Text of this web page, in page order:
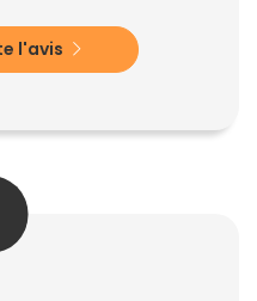
l'avis